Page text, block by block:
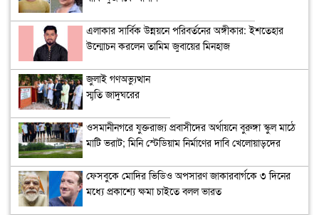
এলাকার সার্বিক উন্নয়নে পরিবর্তনের অঙ্গীকার: ইশতেহার
উন্মোচন করলেন তামিম জুবায়ের মিনহাজ
জুলাই গণঅভ্যুত্থান
স্মৃতি জাদুঘরের
ওসমানীনগরে যুক্তরাজ্য প্রবাসীদের অর্থায়নে বুরুঙ্গা স্কুল মাঠে
মাটি ভরাট; মিনি স্টেডিয়াম নির্মাণের দাবি খেলোয়াড়দের
ফেসবুকে মোদির ভিডিও অপসারণ জাকারবার্গকে ৩ দিনের
মধ্যে প্রকাশ্যে ক্ষমা চাইতে বলল ভারত